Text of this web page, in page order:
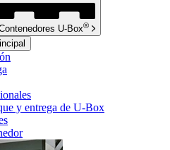
U-Box®
y entrega de U-Box